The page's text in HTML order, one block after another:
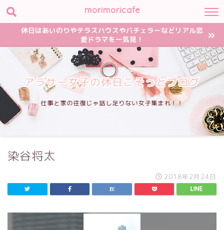
morimoricafe
休日はあいのりやテラスハウスやバチェラーなどリアル恋
愛ドラマを一気見！
アラサー女子の休日こそっとブログ
仕事と家の往復じゃ話し足りない女子集まれ！！
染谷将太
2018年2月24日